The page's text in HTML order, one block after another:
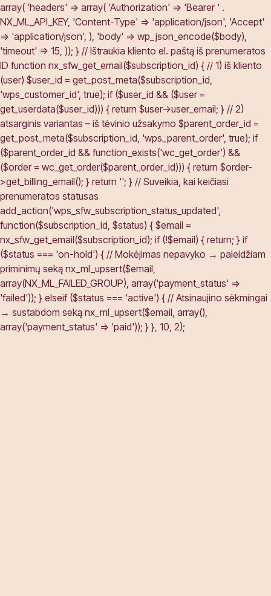
array( 'headers' => array( 'Authorization' => 'Bearer ' .
NX_ML_API_KEY, 'Content-Type' => 'application/json', 'Accept'
=> 'application/json', ), 'body' => wp_json_encode($body),
'timeout' => 15, )); } // Ištraukia kliento el. paštą iš prenumeratos
ID function nx_sfw_get_email($subscription_id) { // 1) iš kliento
(user) $user_id = get_post_meta($subscription_id,
'wps_customer_id', true); if ($user_id && ($user =
get_userdata($user_id))) { return $user->user_email; } // 2)
atsarginis variantas – iš tėvinio užsakymo $parent_order_id =
get_post_meta($subscription_id, 'wps_parent_order', true); if
($parent_order_id && function_exists('wc_get_order') &&
($order = wc_get_order($parent_order_id))) { return $order-
>get_billing_email(); } return ''; } // Suveikia, kai keičiasi
prenumeratos statusas
add_action('wps_sfw_subscription_status_updated',
function($subscription_id, $status) { $email =
nx_sfw_get_email($subscription_id); if (!$email) { return; } if
($status === 'on-hold') { // Mokėjimas nepavyko → paleidžiam
priminimų seką nx_ml_upsert($email,
array(NX_ML_FAILED_GROUP), array('payment_status' =>
'failed')); } elseif ($status === 'active') { // Atsinaujino sėkmingai
→ sustabdom seką nx_ml_upsert($email, array(),
array('payment_status' => 'paid')); } }, 10, 2);